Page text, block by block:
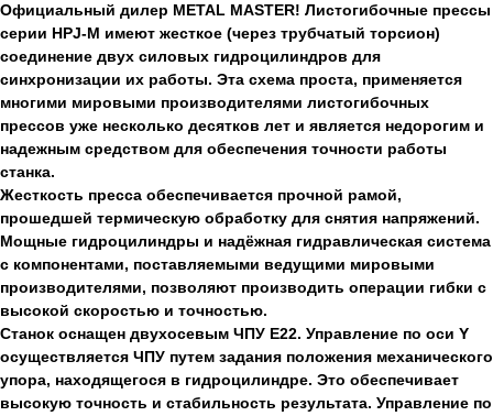
Официальный дилер METAL MASTER! Листогибочные прессы
серии HPJ-М имеют жесткое (через трубчатый торсион)
соединение двух силовых гидроцилиндров для
синхронизации их работы. Эта схема проста, применяется
многими мировыми производителями листогибочных
прессов уже несколько десятков лет и является недорогим и
надежным средством для обеспечения точности работы
станка.
Жесткость пресса обеспечивается прочной рамой,
прошедшей термическую обработку для снятия напряжений.
Мощные гидроцилиндры и надёжная гидравлическая система
с компонентами, поставляемыми ведущими мировыми
производителями, позволяют производить операции гибки с
высокой скоростью и точностью.
Станок оснащен двухосевым ЧПУ E22. Управление по оси Y
осуществляется ЧПУ путем задания положения механического
упора, находящегося в гидроцилиндре. Это обеспечивает
высокую точность и стабильность результата. Управление по